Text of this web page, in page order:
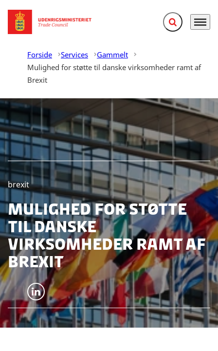
Gå til forsiden Fold søgefelt ud
Menu
Forside Services
Gammelt
Mulighed for støtte til danske virksomheder ramt af
Brexit
brexit
Mulighed for støtte
til danske
virksomheder ramt af
Brexit
Del på LinkedIn